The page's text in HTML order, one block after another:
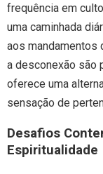
frequência em
uma caminhada
aos mandamentos
a desconexão são
oferece uma
sensação de
Desafios
Espiritualidade